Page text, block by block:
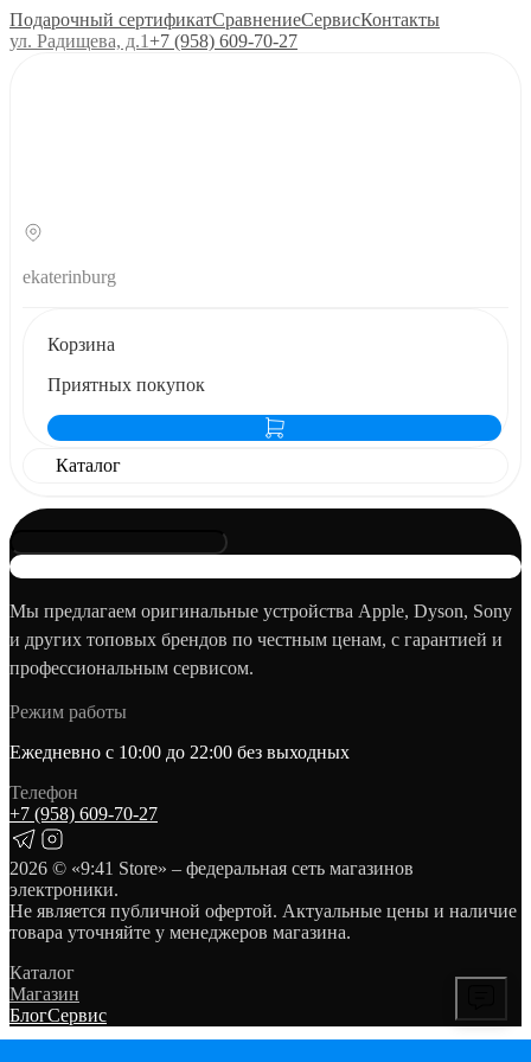
Подарочный сертификатСравнениеСервисКонтакты
ул. Радищева, д.1+7 (958) 609‑70‑27
ekaterinburg
Корзина
Приятных покупок
Каталог
Мы предлагаем оригинальные устройства Apple, Dyson, Sony
и других топовых брендов по честным ценам, с гарантией и
профессиональным сервисом.
Режим работы
Ежедневно с 10:00 до 22:00 без выходных
Телефон
+7 (958) 609‑70‑27
2026 © «9:41 Store» – федеральная сеть магазинов
электроники.
Не является публичной офертой. Актуальные цены и наличие
товара уточняйте у менеджеров магазина.
Каталог
Магазин
БлогСервис